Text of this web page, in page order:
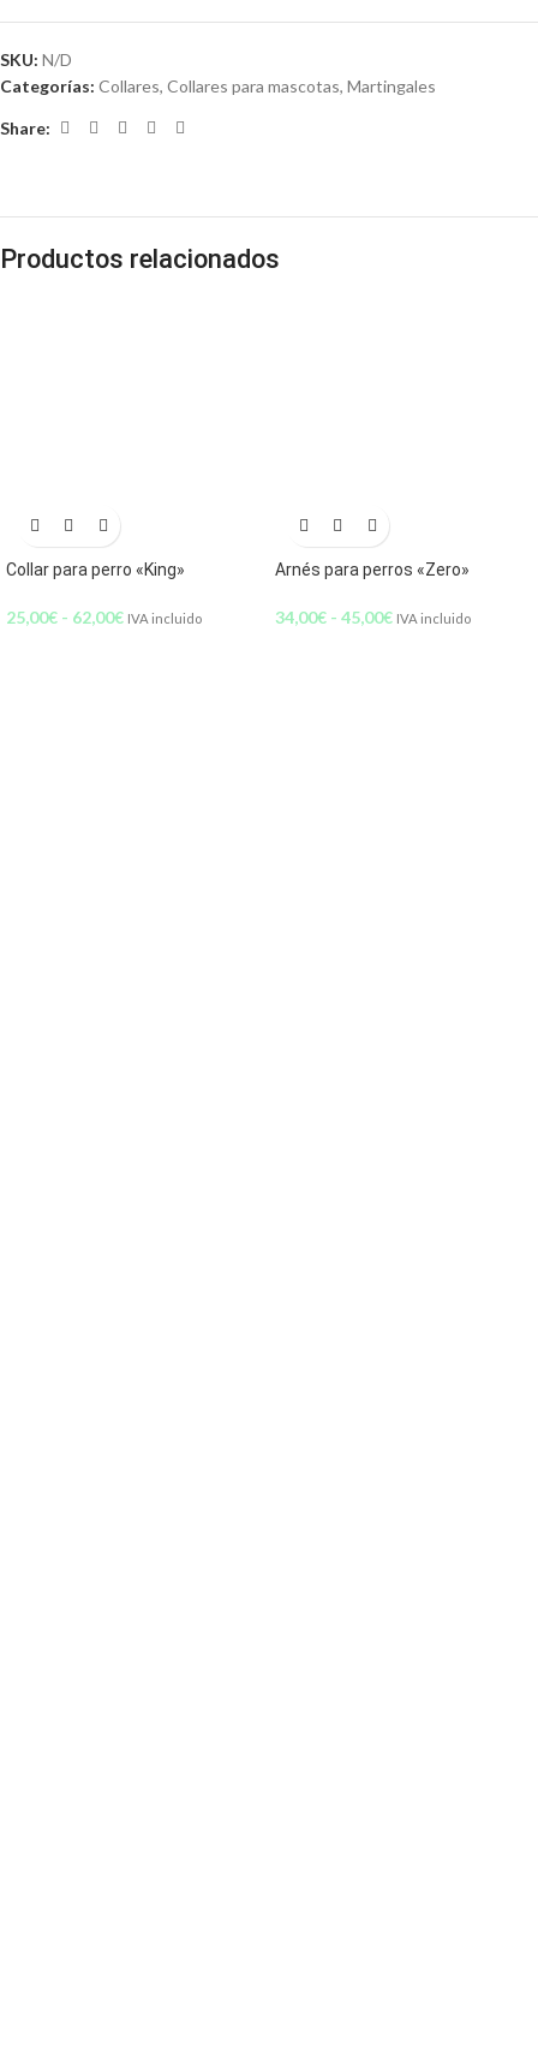
SKU: N/D
Categorías: Collares, Collares para mascotas, Martingales
Share:
Productos relacionados
Collar para perro «King»
25,00€ - 62,00€ IVA incluido
Arnés para perros «Zero»
34,00€ - 45,00€ IVA incluido